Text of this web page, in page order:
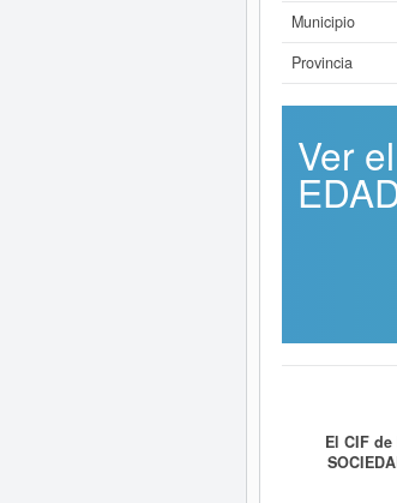
Municipio
Provincia
Ver
El CIF de
inmobiliaria.